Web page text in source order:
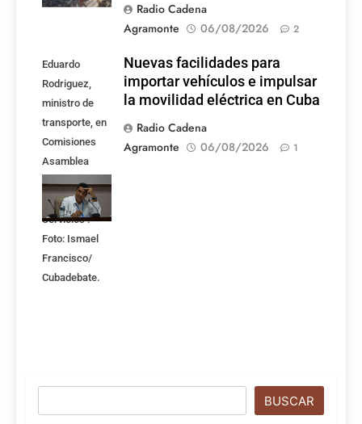
Radio Cadena
Agramonte
06/08/2026 2
Eduardo
Rodriguez,
ministro de
transporte, en
Comisiones
Asamblea
Nacional,
Atención a los
Servicios .
Foto: Ismael
Francisco/
Cubadebate.
Nuevas facilidades para
importar vehículos e impulsar
la movilidad eléctrica en Cuba
Radio Cadena
Agramonte
06/08/2026 1
BUSCAR